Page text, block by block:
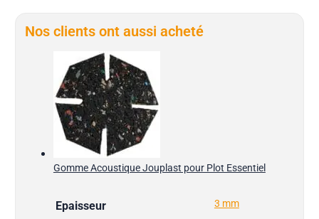
Nos clients ont aussi acheté
Gomme Acoustique Jouplast pour Plot Essentiel
Epaisseur 3 mm